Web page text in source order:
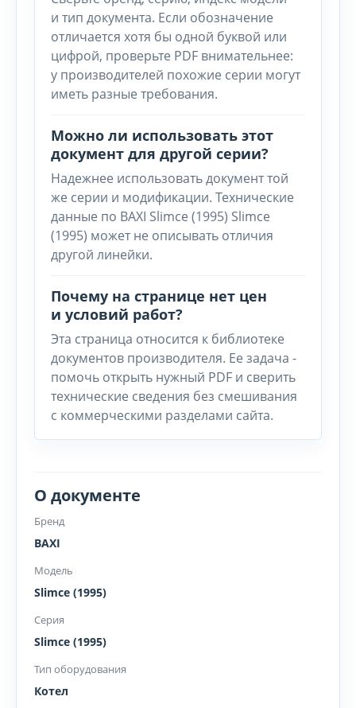
и тип документа. Если обозначение
отличается хотя бы одной буквой или
цифрой, проверьте PDF внимательнее:
у производителей похожие серии могут
иметь разные требования.
Можно ли использовать этот
документ для другой серии?
Надежнее использовать документ той
же серии и модификации. Технические
данные по BAXI Slimce (1995) Slimce
(1995) может не описывать отличия
другой линейки.
Почему на странице нет цен
и условий работ?
Эта страница относится к библиотеке
документов производителя. Ее задача -
помочь открыть нужный PDF и сверить
технические сведения без смешивания
с коммерческими разделами сайта.
О документе
Бренд
BAXI
Модель
Slimce (1995)
Серия
Slimce (1995)
Тип оборудования
Котел